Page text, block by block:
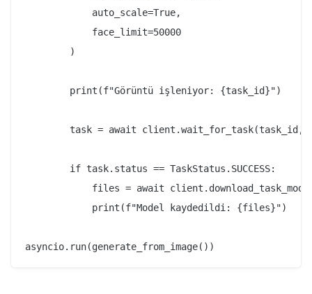
            auto_scale=True,
            face_limit=50000
        )
        print(f"Görüntü işleniyor: {task_id}")
task = await client.wait_for_task(task_id,
        if task.status == TaskStatus.SUCCESS:
files = await
            print(f"Model kaydedildi: {files}")